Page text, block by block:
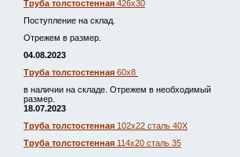
Труба толстостенная 426х30
Поступление на склад.
Отрежем в размер.
04.08.2023
Труба толстостенная 60х8
в наличии на складе. Отрежем в необходимый
размер.
18.07.2023
Труба толстостенная 102х22 сталь 40Х
Труба толстостенная 114х20 сталь 35